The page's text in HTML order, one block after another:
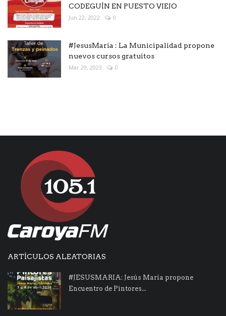
CODEGUÍN EN PUESTO VIEJO
Jun 22, 2022 0
#JesusMaria : La Municipalidad propone
nuevos cursos gratuitos
Mar 29, 2023 0
ARTÍCULOS ALEATORIAS
#JESUSMARIA: Jesús María propone
Encuentro de Pintores...